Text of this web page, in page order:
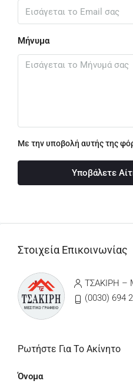
Μήνυμα
Με την υποβολή αυτής της
Υποβάλετε
Στοιχεία Επικοινωνίας
ΤΣΑΚΙΡΗ –
(0030) 694
Ρωτήστε Για Το Ακίνητο
Όνομα